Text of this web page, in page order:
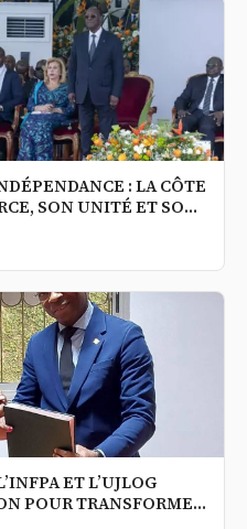
: LA CÔTE
SON UNITÉ ET SON
ET L’UJLOG
POUR TRANSFORMER